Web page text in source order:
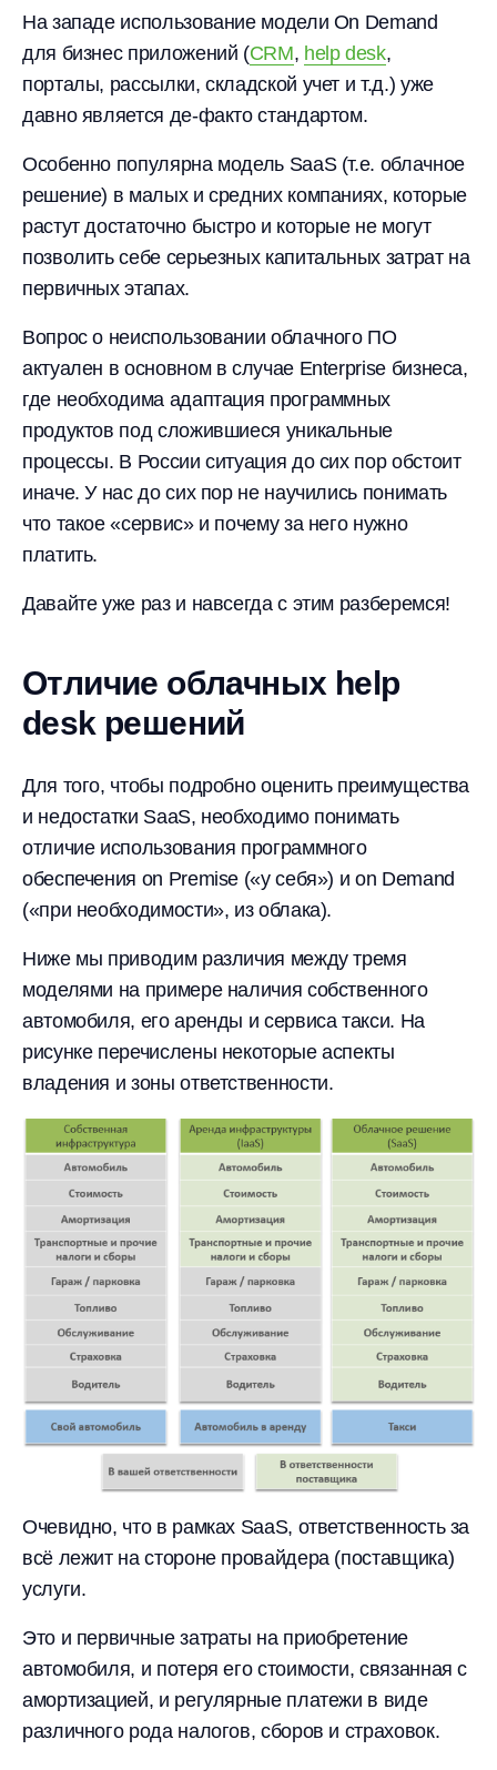
На западе использование модели On Demand
для бизнес приложений (CRM, help desk,
порталы, рассылки, складской учет и т.д.) уже
давно является де-факто стандартом.
Особенно популярна модель SaaS (т.е. облачное
решение) в малых и средних компаниях, которые
растут достаточно быстро и которые не могут
позволить себе серьезных капитальных затрат на
первичных этапах.
Вопрос о неиспользовании облачного ПО
актуален в основном в случае Enterprise бизнеса,
где необходима адаптация программных
продуктов под сложившиеся уникальные
процессы. В России ситуация до сих пор обстоит
иначе. У нас до сих пор не научились понимать
что такое «сервис» и почему за него нужно
платить.
Давайте уже раз и навсегда с этим разберемся!
Отличие облачных help
desk решений
Для того, чтобы подробно оценить преимущества
и недостатки SaaS, необходимо понимать
отличие использования программного
обеспечения on Premise («у себя») и on Demand
(«при необходимости», из облака).
Ниже мы приводим различия между тремя
моделями на примере наличия собственного
автомобиля, его аренды и сервиса такси. На
рисунке перечислены некоторые аспекты
владения и зоны ответственности.
Очевидно, что в рамках SaaS, ответственность за
всё лежит на стороне провайдера (поставщика)
услуги.
Это и первичные затраты на приобретение
автомобиля, и потеря его стоимости, связанная с
амортизацией, и регулярные платежи в виде
различного рода налогов, сборов и страховок.